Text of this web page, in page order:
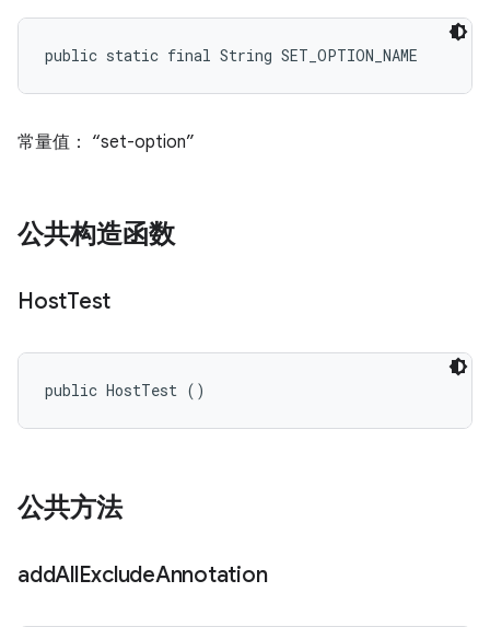
public static final String SET_OPTION_NAME
常量值： “set-option”
公共构造函数
HostTest
public HostTest ()
公共方法
addAllExcludeAnnotation